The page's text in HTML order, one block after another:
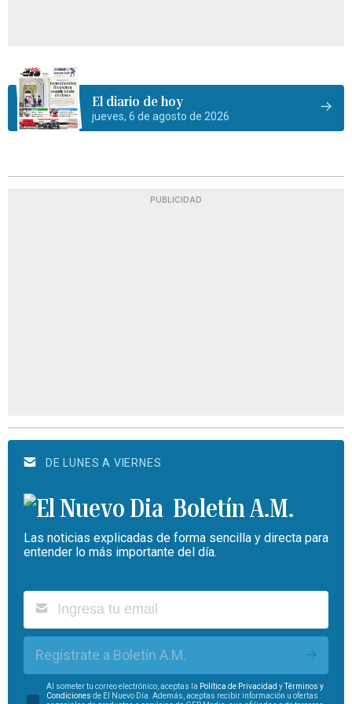
El diario de hoy
jueves, 6 de agosto de 2026
PUBLICIDAD
DE LUNES A VIERNES
Boletín A.M.
Las noticias explicadas de forma sencilla y directa para
entender lo más importante del día.
Regístrate a Boletín A.M.
Al someter tu correo electrónico, aceptas la Política de Privacidad yTérminos y
Condiciones de El Nuevo Día. Además, aceptas recibir información u ofertas